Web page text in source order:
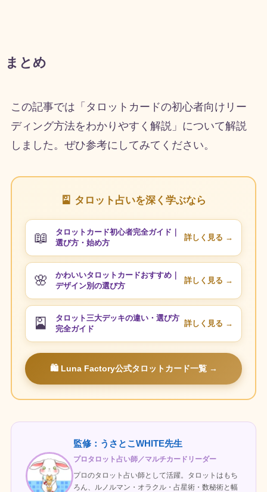
まとめ
この記事では「タロットカードの初心者向けリー
ディング方法をわかりやすく解説」について解説
しました。ぜひ参考にしてみてください。
🎴 タロット占いを深く学ぶなら
📖
タロットカード初心者完全ガイド｜
選び方・始め方
詳しく見る →
🌸
かわいいタロットカードおすすめ｜
デザイン別の選び方
詳しく見る →
🎴
タロット三大デッキの違い・選び方
完全ガイド
詳しく見る →
🛍 Luna Factory公式タロットカード一覧 →
監修：うさとこWHITE先生
プロタロット占い師／マルチカードリーダー
プロのタロット占い師として活躍。タロットはもち
ろん、ルノルマン・オラクル・占星術・数秘術と幅